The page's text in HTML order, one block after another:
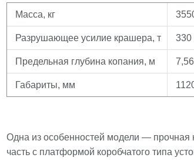
Масса, кг
Разрушающее усилие крашера, т 330
Предельная глубина копания, м 7,56
Габариты, мм
Одна из особенностей модели — прочная
часть с платформой коробчатого типа